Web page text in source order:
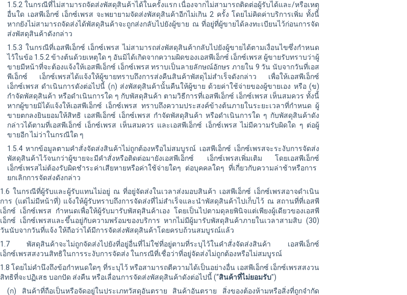
1.5.2 ในกรณีที่ไม่สามารถจัดส่งพัสดุสินค้าได้ในครั้งแรก เนื่องจากไม่สามารถติดต่อผู้รับได้และ/หรือเหตุ
อื่นใด เอสพีเอ็กซ์ เอ็กซ์เพรส จะพยายามจัดส่งพัสดุสินค้าอีกไม่เกิน 2 ครั้ง โดยไม่คิดค่าบริการเพิ่ม ทั้งนี้
หากยังไม่สามารถจัดส่งได้พัสดุสินค้าจะถูกส่งกลับไปยังผู้ขาย ณ ที่อยู่ที่ผู้ขายได้ลงทะเบียนไว้ก่อนการจัด
ส่งพัสดุสินค้าดังกล่าว
1.5.3 ในกรณีที่เอสพีเอ็กซ์ เอ็กซ์เพรส ไม่สามารถส่งพัสดุสินค้ากลับไปยังผู้ขายได้ตามเงื่อนไขซึ่งกำหนด
ไว้ในข้อ 1.5.2 ข้างต้นด้วยเหตุใด ๆ อันมิได้เกิดจากความผิดของเอสพีเอ็กซ์ เอ็กซ์เพรส ผู้ขายรับทราบว่าผู้
ขายมีหน้าที่จะต้องแจ้งให้เอสพีเอ็กซ์ เอ็กซ์เพรส ทราบเป็นลายลักษณ์อักษร ภายใน 9 วัน นับจากวันที่เอส
พีเอ็กซ์ เอ็กซ์เพรสได้แจ้งให้ผู้ขายทราบถึงการส่งคืนสินค้าพัสดุไม่สำเร็จดังกล่าว เพื่อให้เอสพีเอ็กซ์
เอ็กซ์เพรส ดำเนินการดังต่อไปนี้ (ก) ส่งพัสดุสินค้านั้นคืนให้ผู้ขาย ด้วยค่าใช้จ่ายของผู้ขายเอง หรือ (ข)
กำจัดพัสดุสินค้า หรือดำเนินการใด ๆ กับพัสดุสินค้า ตามวิธีการที่เอสพีเอ็กซ์ เอ็กซ์เพรส เห็นสมควร ทั้งนี้
หากผู้ขายมิได้แจ้งให้เอสพีเอ็กซ์ เอ็กซ์เพรส ทราบถึงความประสงค์ข้างต้นภายในระยะเวลาที่กำหนด ผู้
ขายตกลงยินยอมให้สิทธิ เอสพีเอ็กซ์ เอ็กซ์เพรส กำจัดพัสดุสินค้า หรือดำเนินการใด ๆ กับพัสดุสินค้าดัง
กล่าวได้ตามที่เอสพีเอ็กซ์ เอ็กซ์เพรส เห็นสมควร และเอสพีเอ็กซ์ เอ็กซ์เพรส ไม่มีความรับผิดใด ๆ ต่อผู้
ขายอีก ไม่ว่าในกรณีใด ๆ
1.5.4 หากข้อมูลตามคำสั่งจัดส่งสินค้าไม่ถูกต้องหรือไม่สมบูรณ์ เอสพีเอ็กซ์ เอ็กซ์เพรสจะระงับการจัดส่ง
พัสดุสินค้าไว้จนกว่าผู้ขายจะมีคำสั่งหรือติดต่อมายังเอสพีเอ็กซ์ เอ็กซ์เพรสเพิ่มเติม โดยเอสพีเอ็กซ์
เอ็กซ์เพรสไม่ต้องรับผิดชำระค่าเสียหายหรือค่าใช้จ่ายใดๆ ต่อบุคคลใดๆ ที่เกี่ยวกับความล่าช้าหรือการ
ยกเลิกการจัดส่งดังกล่าว
1.6 ในกรณีที่ผู้รับและผู้รับแทนไม่อยู่ ณ ที่อยู่จัดส่งในเวลาส่งมอบสินค้า เอสพีเอ็กซ์ เอ็กซ์เพรสอาจดำเนิน
การ (แต่ไม่มีหน้าที่) แจ้งให้ผู้รับทราบถึงการจัดส่งที่ไม่สำเร็จและนำพัสดุสินค้าไปเก็บไว้ ณ สถานที่ที่เอสพี
เอ็กซ์ เอ็กซ์เพรส กำหนดเพื่อให้ผู้รับมารับพัสดุสินค้าเอง โดยเป็นไปตามดุลยพินิจแต่เพียงผู้เดียวของเอสพี
เอ็กซ์ เอ็กซ์เพรสและขึ้นอยู่กับความพร้อมของบริการ หากไม่มีผู้มารับพัสดุสินค้าภายในเวลาสามสิบ (30)
วันนับจากวันที่แจ้ง ให้ถือว่าได้มีการจัดส่งพัสดุสินค้าโดยครบถ้วนสมบูรณ์แล้ว
1.7 พัสดุสินค้าจะไม่ถูกจัดส่งไปยังที่อยู่อื่นที่ไม่ใช่ที่อยู่ตามที่ระบุไว้ในคำสั่งจัดส่งสินค้า เอสพีเอ็กซ์
เอ็กซ์เพรสสงวนสิทธิในการระงับการจัดส่ง ในกรณีที่เชื่อว่าที่อยู่จัดส่งไม่ถูกต้องหรือไม่สมบูรณ์
1.8 โดยไม่คำนึงถึงข้อกำหนดใดๆ ที่ระบุไว้ หรือสามารถตีความได้เป็นอย่างอื่น เอสพีเอ็กซ์ เอ็กซ์เพรสสงวน
สิทธิที่จะปฏิเสธ บอกปัด ส่งคืน หรือเลื่อนการจัดส่งพัสดุสินค้าดังต่อไปนี้ (“สินค้าที่ไม่ยอมรับ")
(ก) สินค้าที่ถือเป็นหรือจัดอยู่ในประเภทวัสดุอันตราย สินค้าอันตราย สิ่งของต้องห้ามหรือสิ่งที่ถูกจำกัด